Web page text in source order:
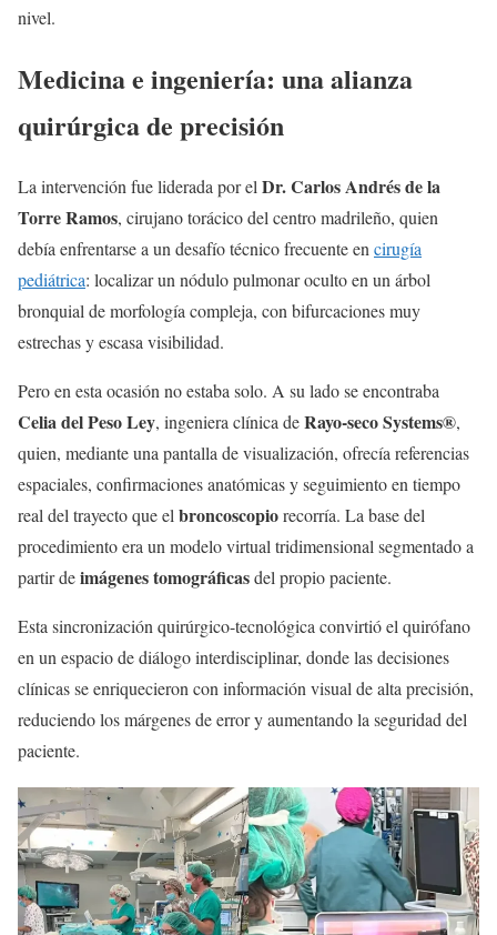
nivel.
Medicina e ingeniería: una alianza
quirúrgica de precisión
La intervención fue liderada por el Dr. Carlos Andrés de la
Torre Ramos, cirujano torácico del centro madrileño, quien
debía enfrentarse a un desafío técnico frecuente en cirugía
pediátrica: localizar un nódulo pulmonar oculto en un árbol
bronquial de morfología compleja, con bifurcaciones muy
estrechas y escasa visibilidad.
Pero en esta ocasión no estaba solo. A su lado se encontraba
Celia del Peso Ley, ingeniera clínica deRayo-seco Systems®,
quien, mediante una pantalla de visualización, ofrecía referencias
espaciales, confirmaciones anatómicas y seguimiento en tiempo
real del trayecto que el broncoscopiorecorría. La base del
procedimiento era un modelo virtual tridimensional segmentado a
partir deimágenes tomográficasdel propio paciente.
Esta sincronización quirúrgico-tecnológica convirtió el quirófano
en un espacio de diálogo interdisciplinar, donde las decisiones
clínicas se enriquecieron con información visual de alta precisión,
reduciendo los márgenes de error y aumentando la seguridad del
paciente.